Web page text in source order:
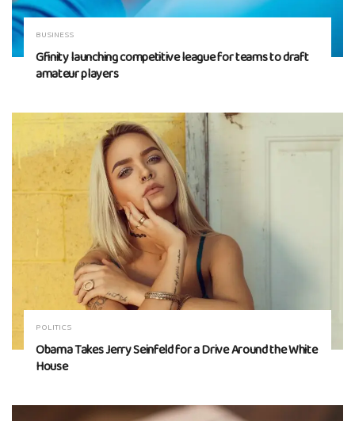
BUSINESS
Gfinity launching competitive league for teams to draft
amateur players
POLITICS
Obama Takes Jerry Seinfeld for a Drive Around the White
House